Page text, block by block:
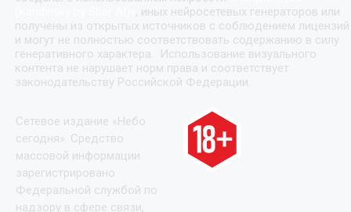
, иных нейросетевых генераторов или
получены из открытых источников с соблюдением лицензий
и могут не полностью соответствовать содержанию в силу
генеративного характера. Использование визуального
контента не нарушает норм права и соответствует
законодательству Российской Федерации.
Сетевое издание «Небо
сегодня». Средство
массовой информации
зарегистрировано
Федеральной службой по
надзору в сфере связи,